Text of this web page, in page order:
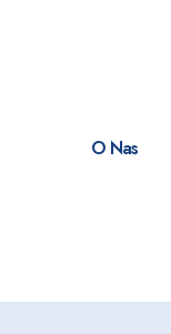
O Nas